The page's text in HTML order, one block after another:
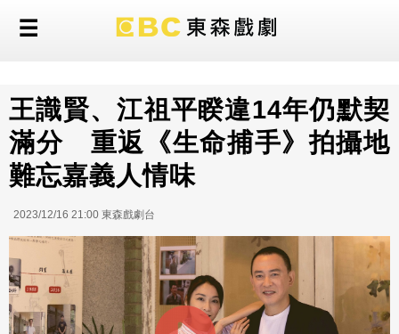
王識賢、江祖平睽違14年仍默契
滿分 重返《生命捕手》拍攝地
難忘嘉義人情味
2023/12/16 21:00 東森戲劇台